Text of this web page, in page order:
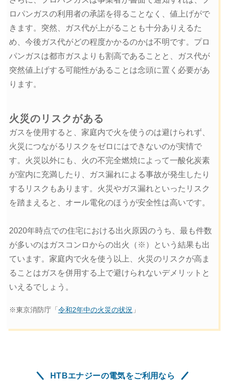
ロパンガスの利用者の承諾を得ることなく、値上げがで
きます。突然、ガス代が上がることも十分ありえるた
め、今後ガス代がどの程度かかるのかは不明です。プロ
パンガスは都市ガスよりも割高であることと、ガス代が
突然値上げする可能性があることは念頭に置く必要があ
ります。
火災のリスクがある
ガスを使用すると、家庭内で火を使うのは避けられず、
火災につながるリスクをゼロにはできないのが実情で
す。火災以外にも、火の不完全燃焼によって一酸化炭素
が室内に充満したり、ガス漏れによる事故が発生したり
するリスクもあります。火災やガス漏れといったリスク
を踏まえると、オール電化のほうが安全性は高いです。
2020年時点での住宅における出火原因のうち、最も件数
が多いのはガスコンロからの出火（※）という結果も出
ています。家庭内で火を使う以上、火災のリスクが高ま
ることはガスを併用する上で避けられないデメリットと
いえるでしょう。
※東京消防庁「 令和2年中の火災の状況」
HTBエナジーの電気をご利用なら